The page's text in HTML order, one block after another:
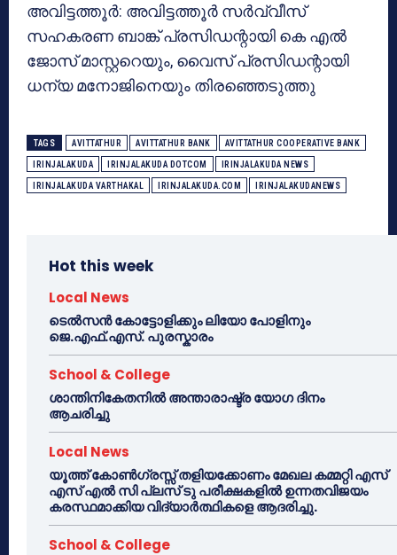
അവിട്ടത്തൂര്‍: അവിട്ടത്തൂര്‍ സര്‍വ്വീസ്
സഹകരണ ബാങ്ക് പ്രസിഡന്റായി കെ എല്‍
ജോസ് മാസ്റ്ററെയും, വൈസ് പ്രസിഡന്റായി
ധന്യ മനോജിനെയും തിരഞ്ഞെടുത്തു
TAGS AVITTATHUR AVITTATHUR BANK AVITTATHUR COOPERATIVE BANK
IRINJALAKUDA IRINJALAKUDA DOTCOM IRINJALAKUDA NEWS
IRINJALAKUDA VARTHAKAL IRINJALAKUDA.COM IRINJALAKUDANEWS
Hot this week
Local News
ടെൽസൻ കോട്ടോളിക്കും ലിയോ പോളിനും
ജെ.എഫ്.എസ്. പുരസ്കാരം
School & College
ശാന്തിനികേതനിൽ അന്താരാഷ്ട്ര യോഗ ദിനം
ആചരിച്ചു
Local News
യൂത്ത് കോൺഗ്രസ്സ് തളിയക്കോണം മേഖല കമ്മറ്റി എസ്
എസ് എൽ സി പ്ലസ് ടു പരീക്ഷകളിൽ ഉന്നതവിജയം
കരസ്ഥമാക്കിയ വിദ്യാർത്ഥികളെ ആദരിച്ചു.
School & College